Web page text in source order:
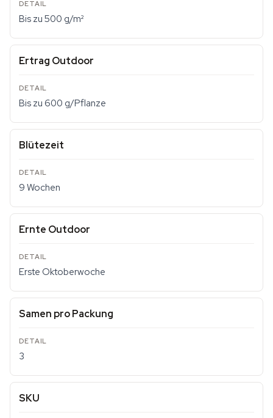
Bis zu 500 g/m²
Ertrag Outdoor
Bis zu 600 g/Pflanze
Blütezeit
9 Wochen
Ernte Outdoor
Erste Oktoberwoche
Samen pro Packung
3
SKU